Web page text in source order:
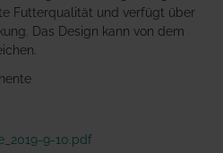
Futterqualität und verfügt über
Das Design kann von dem
9-10.pdf